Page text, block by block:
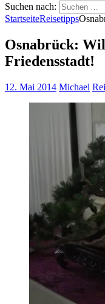
Suchen nach:
StartseiteReisetipps
Osnabrück:
Friedensstadt!
12. Mai 2014 Michael